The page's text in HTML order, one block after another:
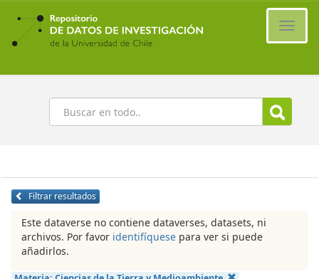
Ir
contenido
principal
Buscar
Filtrar resultados
Este dataverse no contiene dataverses, datasets, ni
archivos. Por favor identifíquese para ver si puede
añadirlos.